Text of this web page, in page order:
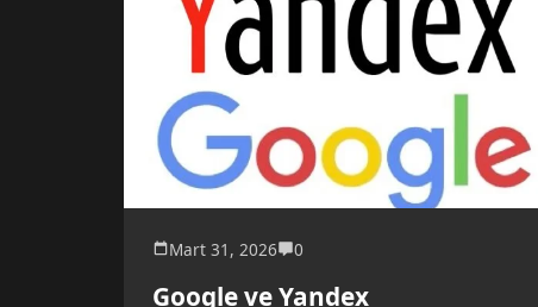
Mart 31, 2026 0
Google ve Yandex